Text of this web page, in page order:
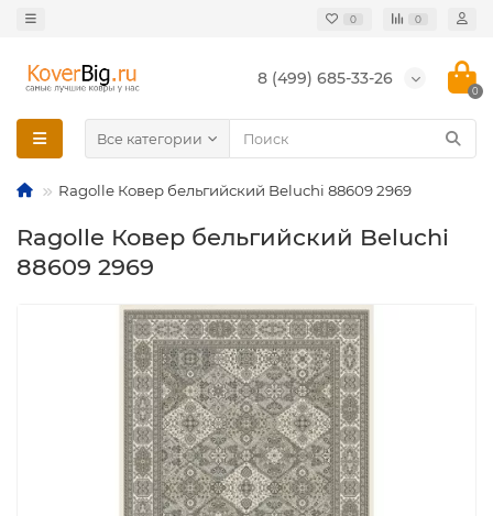
0 0
8 (499) 685-33-26
0
Все категории
Ragolle Ковер бельгийский Beluchi 88609 2969
Ragolle Ковер бельгийский Beluchi
88609 2969